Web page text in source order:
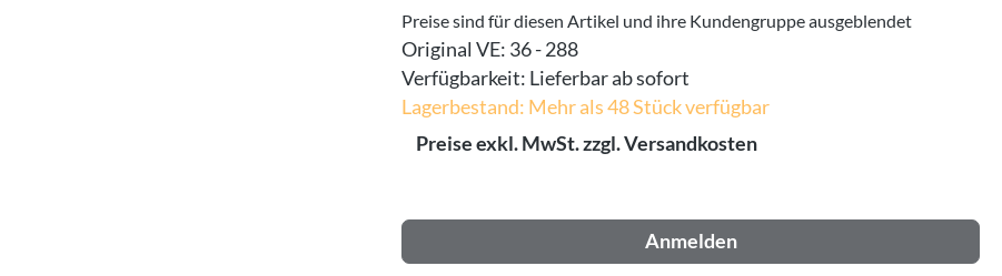
Preise sind für diesen Artikel und ihre Kundengruppe ausgeblendet
Original VE: 36 - 288
Verfügbarkeit: Lieferbar ab sofort
Lagerbestand: Mehr als 48 Stück verfügbar
Preise exkl. MwSt. zzgl. Versandkosten
Anmelden